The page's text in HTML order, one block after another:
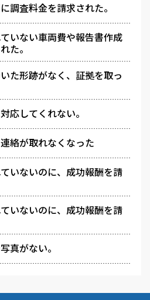
調査料金を請求された。
いない車両費や報告書作成
た。
た形跡がなく、証拠を取っ
応してくれない。
絡が取れなくなった
いないのに、成功報酬を請
いないのに、成功報酬を請
真がない。